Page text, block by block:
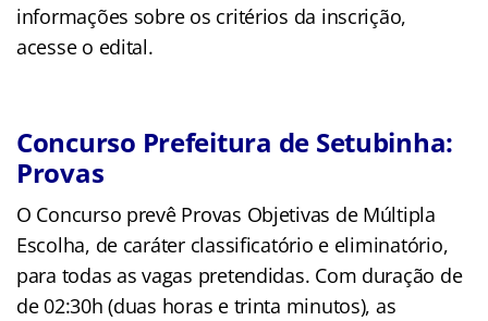
informações sobre os critérios da inscrição,
acesse o edital.
Concurso Prefeitura de Setubinha:
Provas
O Concurso prevê Provas Objetivas de Múltipla
Escolha, de caráter classificatório e eliminatório,
para todas as vagas pretendidas. Com duração de
de 02:30h (duas horas e trinta minutos), as